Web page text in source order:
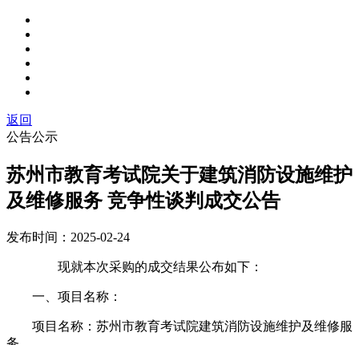
返回
公告公示
苏州市教育考试院关于建筑消防设施维护
及维修服务 竞争性谈判成交公告
发布时间： 2025-02-24
现就本次采购的成交结果公布如下：
一、项目名称：
项目名称： 苏州市教育考试院建筑消防设施维护及维修服